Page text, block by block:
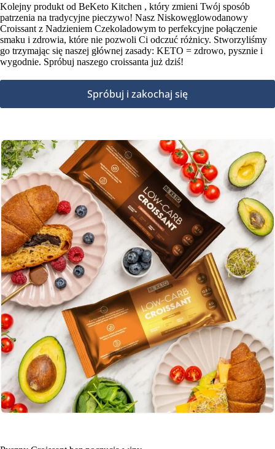
Kolejny produkt od BeKeto Kitchen , który zmieni Twój sposób
patrzenia na tradycyjne pieczywo! Nasz Niskowęglowodanowy
Croissant z Nadzieniem Czekoladowym to perfekcyjne połączenie
smaku i zdrowia, które nie pozwoli Ci odczuć różnicy. Stworzyliśmy
go trzymając się naszej głównej zasady: KETO = zdrowo, pysznie i
wygodnie. Spróbuj naszego croissanta już dziś!
Spróbuj i zakochaj się